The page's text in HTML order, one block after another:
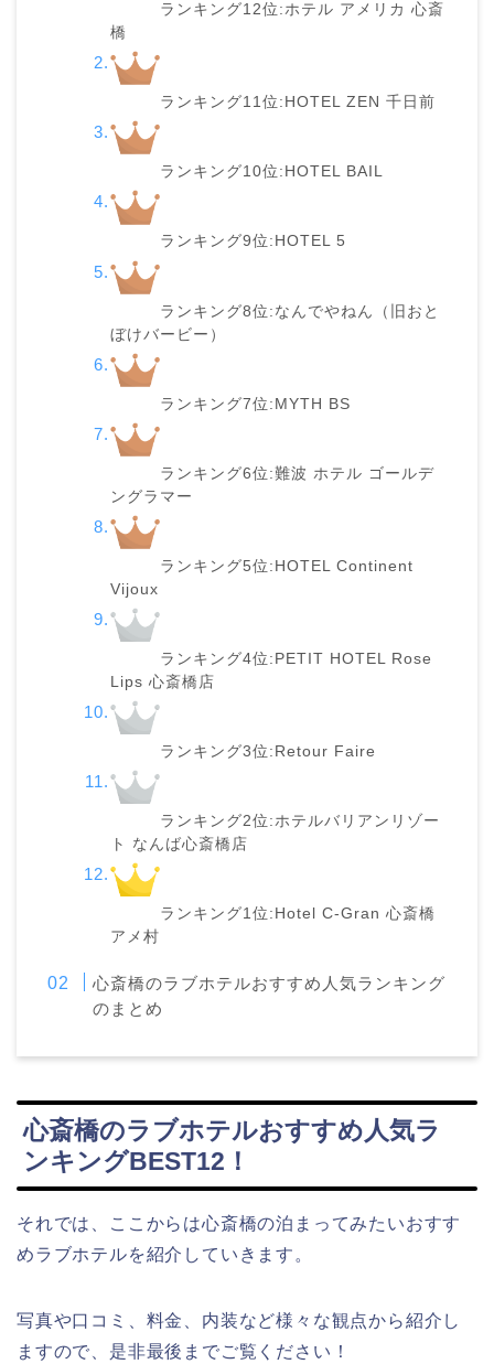
ランキング12位:ホテル アメリカ 心斎
橋
ランキング11位:HOTEL ZEN 千日前
ランキング10位:HOTEL BAIL
ランキング9位:HOTEL 5
ランキング8位:なんでやねん（旧おと
ぼけバービー）
ランキング7位:MYTH BS
ランキング6位:難波 ホテル ゴールデ
ングラマー
ランキング5位:HOTEL Continent
Vijoux
ランキング4位:PETIT HOTEL Rose
Lips 心斎橋店
ランキング3位:Retour Faire
ランキング2位:ホテルバリアンリゾー
ト なんば心斎橋店
ランキング1位:Hotel C-Gran 心斎橋
アメ村
心斎橋のラブホテルおすすめ人気ランキング
のまとめ
心斎橋のラブホテルおすすめ人気ラ
ンキングBEST12！
それでは、ここからは心斎橋の泊まってみたいおすす
めラブホテルを紹介していきます。
写真や口コミ、料金、内装など様々な観点から紹介し
ますので、是非最後までご覧ください！